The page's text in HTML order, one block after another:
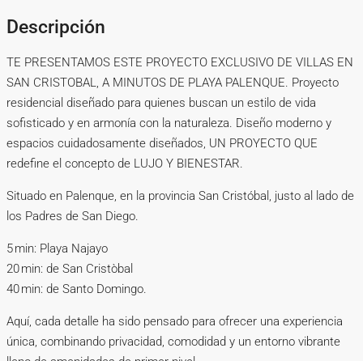
Descripción
TE PRESENTAMOS ESTE PROYECTO EXCLUSIVO DE VILLAS EN
SAN CRISTOBAL, A MINUTOS DE PLAYA PALENQUE. Proyecto
residencial diseñado para quienes buscan un estilo de vida
sofisticado y en armonía con la naturaleza. Diseño moderno y
espacios cuidadosamente diseñados, UN PROYECTO QUE
redefine el concepto de LUJO Y BIENESTAR.
Situado en Palenque, en la provincia San Cristóbal, justo al lado de
los Padres de San Diego.
5 min: Playa Najayo
20 min: de San Cristòbal
40 min: de Santo Domingo.
Aquí, cada detalle ha sido pensado para ofrecer una experiencia
única, combinando privacidad, comodidad y un entorno vibrante